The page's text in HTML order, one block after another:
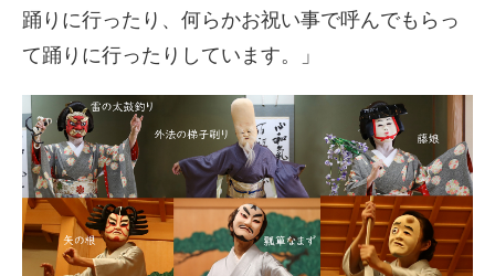
踊りに行ったり、何らかお祝い事で呼んでもらっ
て踊りに行ったりしています。」